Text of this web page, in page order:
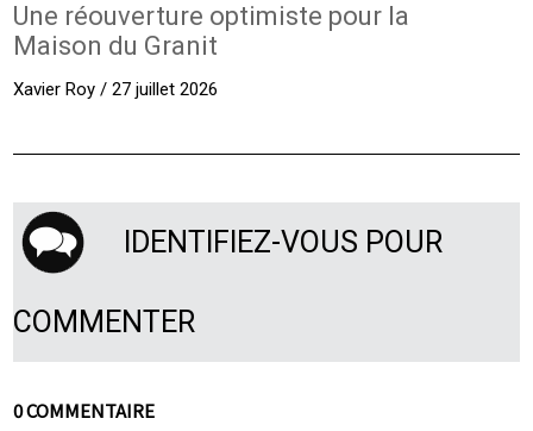
Une réouverture optimiste pour la
Maison du Granit
Xavier Roy / 27 juillet 2026
IDENTIFIEZ-VOUS POUR
COMMENTER
0 COMMENTAIRE